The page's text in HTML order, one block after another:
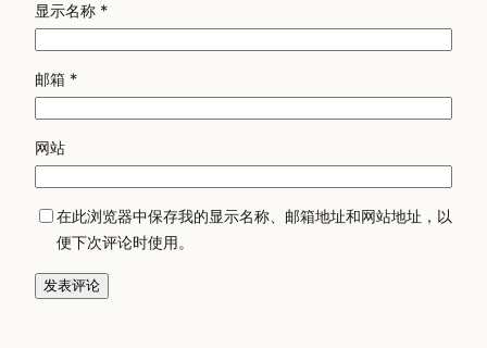
显示名称 *
邮箱 *
网站
在此浏览器中保存我的显示名称、邮箱地址和网站地址，以
便下次评论时使用。